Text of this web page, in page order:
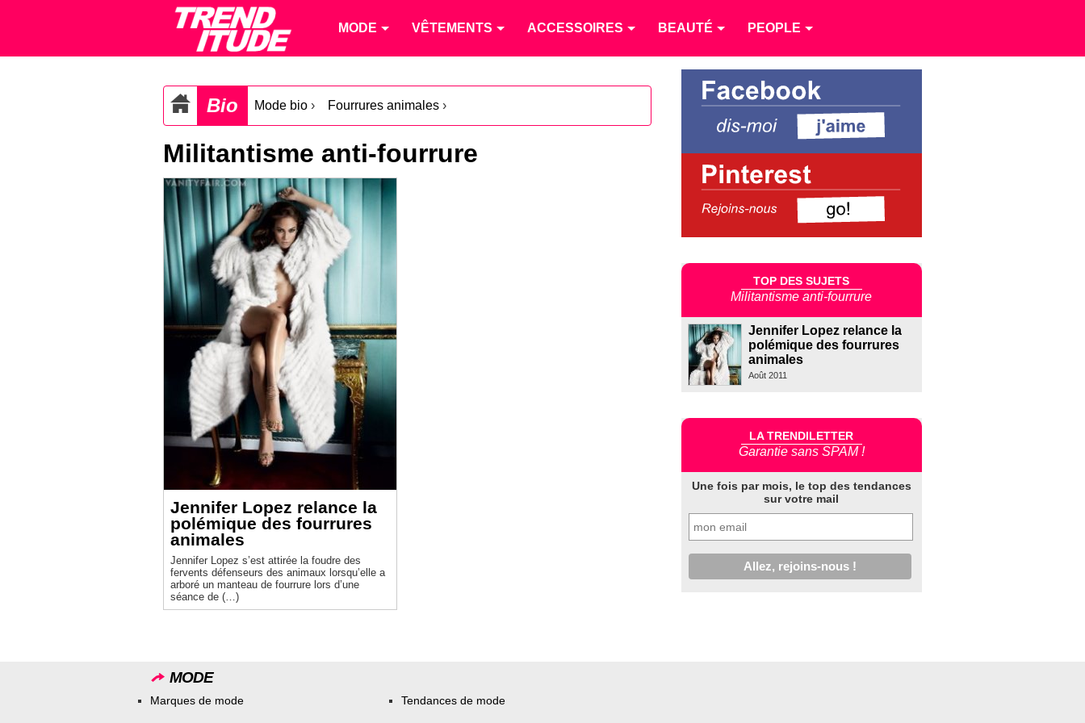
MODE VÊTEMENTS ACCESSOIRES BEAUTÉ PEOPLE
Bio Mode bio › Fourrures animales ›
Militantisme anti-fourrure
Jennifer Lopez relance la
polémique des fourrures
animales
Jennifer Lopez s’est attirée la foudre des
fervents défenseurs des animaux lorsqu’elle a
arboré un manteau de fourrure lors d’une
séance de (…)
TOP DES SUJETS
Militantisme anti-fourrure
Jennifer Lopez relance la
polémique des fourrures
animales
Août 2011
LA TRENDILETTER
Garantie sans SPAM !
Une fois par mois, le top des tendances
sur votre mail
MODE
Marques de mode Tendances de mode